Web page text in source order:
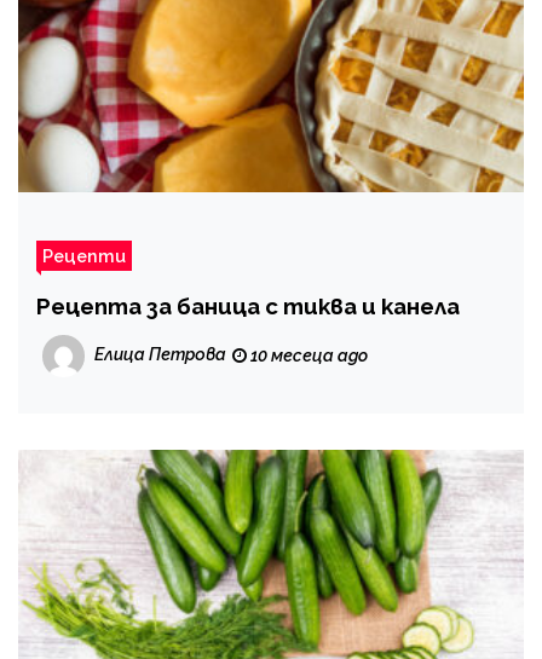
Рецепти
Рецепта за баница с тиква и канела
Елица Петрова 10 месеца ago